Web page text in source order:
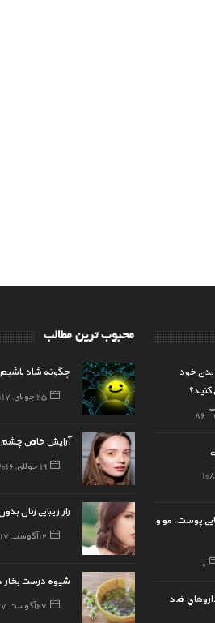
محبوب ترین مطالب
چگونه شاد
25 جولای, 2017
آرایش خاص چشم
19 جولای, 2016
راز زیبایی زنان
12 آگوست, 2017
شیوه درست بخار
27 آگوست, 2017
بدن خود
86
108
پوست ، مو و
0
ضد